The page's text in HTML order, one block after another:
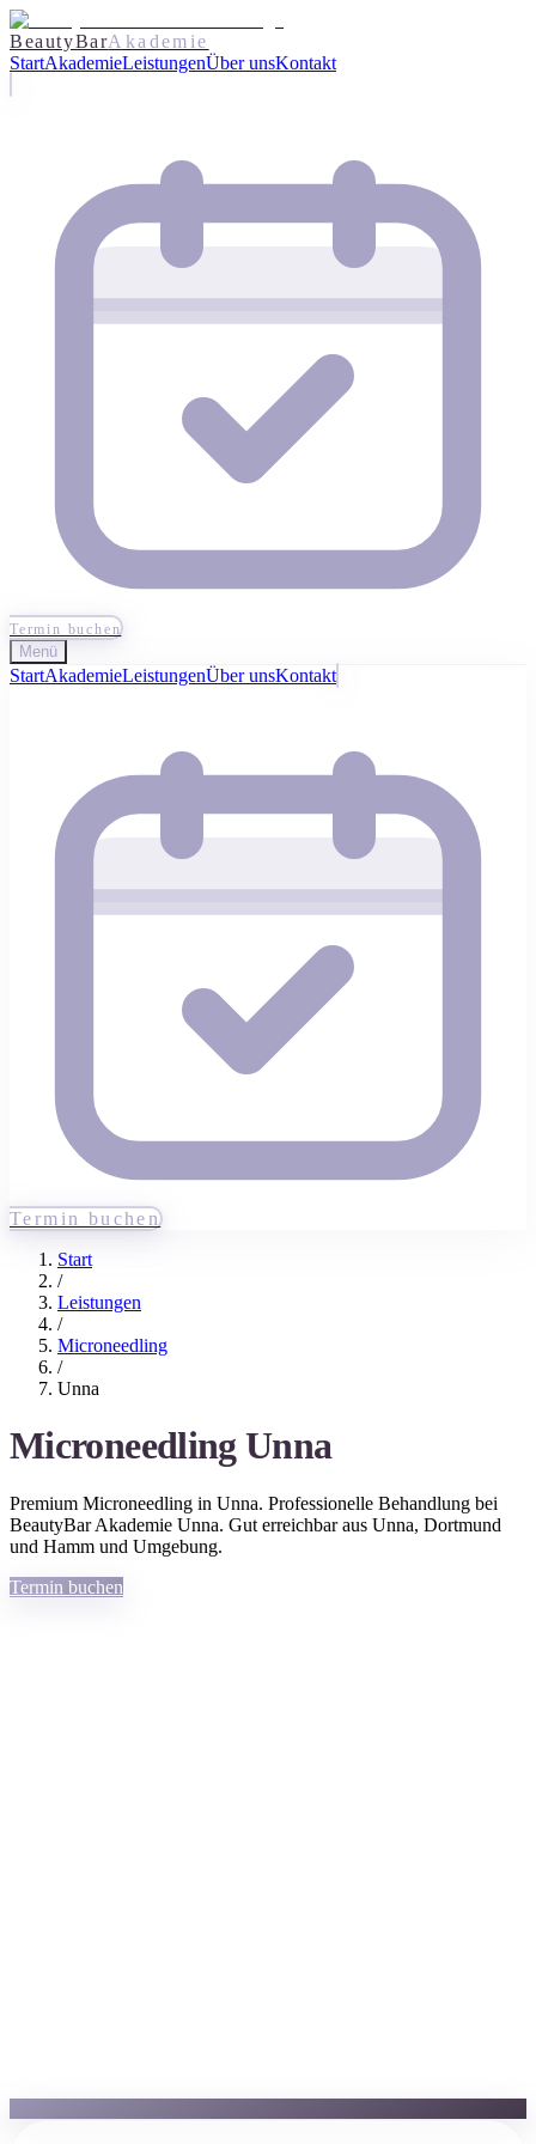
BeautyBarAkademie
StartAkademieLeistungenÜber unsKontakt
Termin buchen
Menü
StartAkademieLeistungenÜber unsKontakt
Termin buchen
Start
/
Leistungen
/
Microneedling
/
Unna
Microneedling Unna
Premium Microneedling in Unna. Professionelle Behandlung bei
BeautyBar Akademie Unna. Gut erreichbar aus Unna, Dortmund
und Hamm und Umgebung.
Termin buchen